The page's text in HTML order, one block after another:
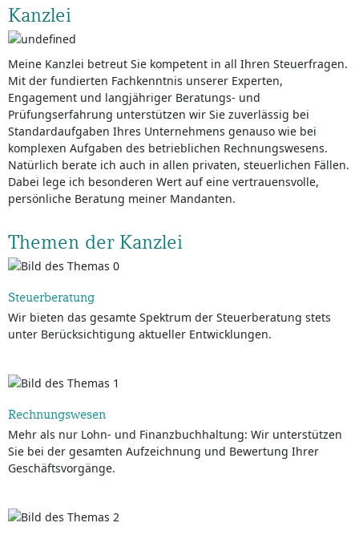
Kanzlei
Meine Kanzlei betreut Sie kompetent in all Ihren Steuerfragen.
Mit der fundierten Fachkenntnis unserer Experten,
Engagement und langjähriger Beratungs- und
Prüfungserfahrung unterstützen wir Sie zuverlässig bei
Standardaufgaben Ihres Unternehmens genauso wie bei
komplexen Aufgaben des betrieblichen Rechnungswesens.
Natürlich berate ich auch in allen privaten, steuerlichen Fällen.
Dabei lege ich besonderen Wert auf eine vertrauensvolle,
persönliche Beratung meiner Mandanten.
Themen der Kanzlei
Steuerberatung
Wir bieten das gesamte Spektrum der Steuerberatung stets
unter Berücksichtigung aktueller Entwicklungen.
Rechnungswesen
Mehr als nur Lohn- und Finanzbuchhaltung: Wir unterstützen
Sie bei der gesamten Aufzeichnung und Bewertung Ihrer
Geschäftsvorgänge.